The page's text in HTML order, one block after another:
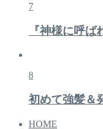
7
『神様に呼
8
初めて強髪＆
HOME